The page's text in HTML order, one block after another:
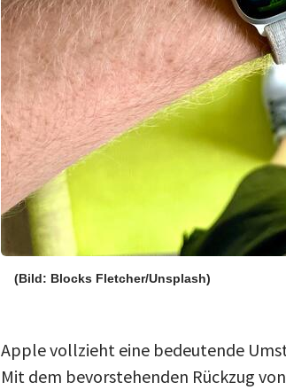
(Bild: Blocks Fletcher/Unsplash)
Apple vollzieht eine bedeutende
Mit dem bevorstehenden Rückzug